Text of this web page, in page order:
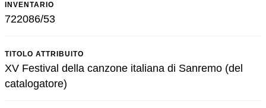
INVENTARIO
722086/53
TITOLO ATTRIBUITO
XV Festival della canzone italiana di Sanremo (del
catalogatore)